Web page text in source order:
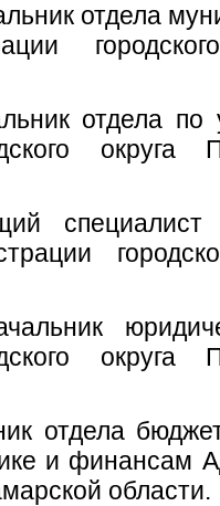
отдела
отдела по
округа
специалист
округа
отдела
и финансам
области.